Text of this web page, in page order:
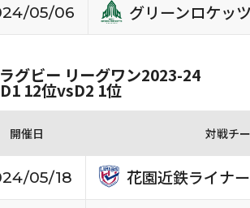
05/06 グリーンロケッ
グビー リーグワン2023-24
12位vsD2 1位
開催日 対戦チ
05/18
花園近鉄ライナ